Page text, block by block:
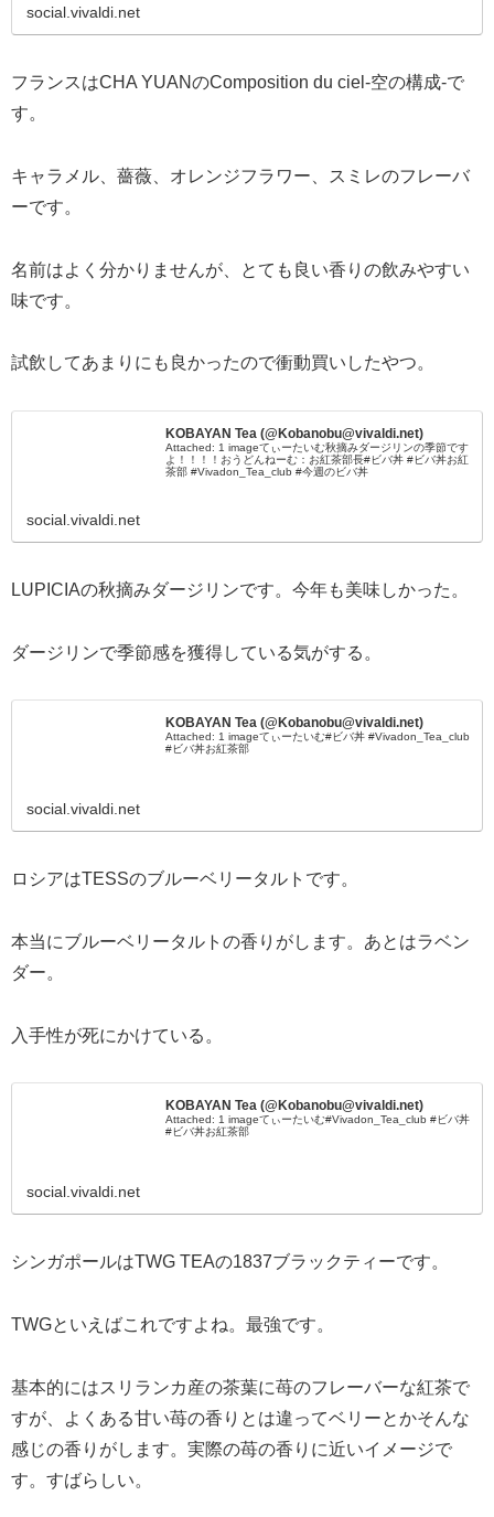
social.vivaldi.net
フランスはCHA YUANのComposition du ciel-空の構成-で
す。
キャラメル、薔薇、オレンジフラワー、スミレのフレーバ
ーです。
名前はよく分かりませんが、とても良い香りの飲みやすい
味です。
試飲してあまりにも良かったので衝動買いしたやつ。
KOBAYAN Tea (@Kobanobu@vivaldi.net)
Attached: 1 imageてぃーたいむ秋摘みダージリンの季節です
よ！！！！おうどんねーむ：お紅茶部長#ビバ丼 #ビバ丼お紅
茶部 #Vivadon_Tea_club #今週のビバ丼
social.vivaldi.net
LUPICIAの秋摘みダージリンです。今年も美味しかった。
ダージリンで季節感を獲得している気がする。
KOBAYAN Tea (@Kobanobu@vivaldi.net)
Attached: 1 imageてぃーたいむ#ビバ丼 #Vivadon_Tea_club
#ビバ丼お紅茶部
social.vivaldi.net
ロシアはTESSのブルーベリータルトです。
本当にブルーベリータルトの香りがします。あとはラベン
ダー。
入手性が死にかけている。
KOBAYAN Tea (@Kobanobu@vivaldi.net)
Attached: 1 imageてぃーたいむ#Vivadon_Tea_club #ビバ丼
#ビバ丼お紅茶部
social.vivaldi.net
シンガポールはTWG TEAの1837ブラックティーです。
TWGといえばこれですよね。最強です。
基本的にはスリランカ産の茶葉に苺のフレーバーな紅茶で
すが、よくある甘い苺の香りとは違ってベリーとかそんな
感じの香りがします。実際の苺の香りに近いイメージで
す。すばらしい。